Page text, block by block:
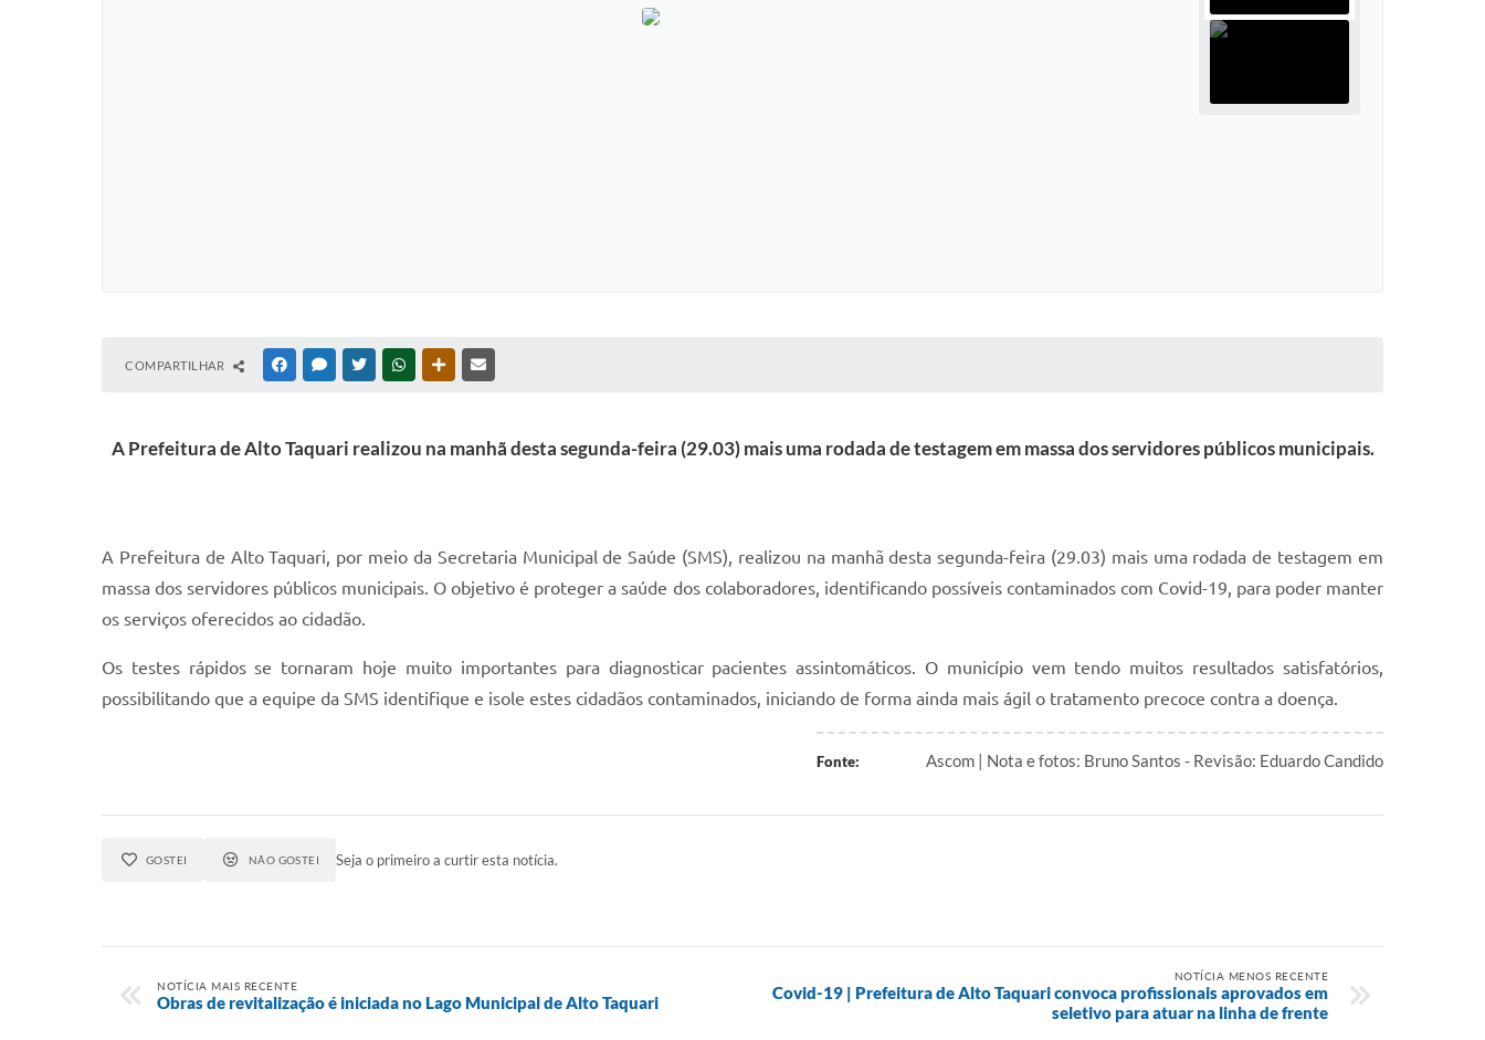
COMPARTILHAR FACEBOOKMESSENGER
TWITTERWHATSAPPOUTRAS MÍDIAS
A Prefeitura de Alto Taquari realizou na manhã desta segunda-feira (29.03) mais uma rodada de testagem em massa dos servidores públicos municipais.
A Prefeitura de Alto Taquari, por meio da Secretaria Municipal de Saúde (SMS), realizou na manhã desta segunda-feira (29.03) mais uma rodada de testagem em
massa dos servidores públicos municipais. O objetivo é proteger a saúde dos colaboradores, identificando possíveis contaminados com Covid-19, para poder manter
os serviços oferecidos ao cidadão.
Os testes rápidos se tornaram hoje muito importantes para diagnosticar pacientes assintomáticos. O município vem tendo muitos resultados satisfatórios,
possibilitando que a equipe da SMS identifique e isole estes cidadãos contaminados, iniciando de forma ainda mais ágil o tratamento precoce contra a doença.
Fonte: Ascom | Nota e fotos: Bruno Santos - Revisão: Eduardo Candido
GOSTEI NÃO GOSTEI Seja o primeiro a curtir esta notícia.
NOTÍCIA MAIS RECENTE
Obras de revitalização é iniciada no Lago Municipal de Alto Taquari
NOTÍCIA MENOS RECENTE
Covid-19 | Prefeitura de Alto Taquari convoca profissionais aprovados em
seletivo para atuar na linha de frente